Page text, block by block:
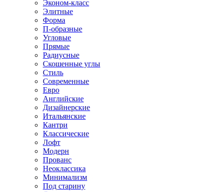
Эконом-класс
Элитные
Форма
П-образные
Угловые
Прямые
Радиусные
Скошенные углы
Стиль
Современные
Евро
Английские
Дизайнерские
Итальянские
Кантри
Классические
Лофт
Модерн
Прованс
Неоклассика
Минимализм
Под старину